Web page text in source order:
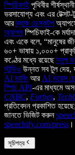
স্পিচিফাই পৃথিবীর
ভরসাযোগ্য এবং এর টেক্সট-
আরম্যাক ডেস্কটপ
অ্যাপলস্পিচিফাই-কে
এবং একে বলে, “মানুষের
৬০+ ভাষায় ১,০০০+
কণ্ঠের মধ্যে রয়েছেস্নুপ
স্টুডিও উন্নত সব টুল দেয়,
AI ডাবিং আর AI ভয়েস
স্পিচ API-এর মাধ্যমে
CNBC, Forbes,
প্রতিবেদন প্রকাশিত
জানতে ভিজিট করুন
speechify.com/press ।
সূচিপত্র